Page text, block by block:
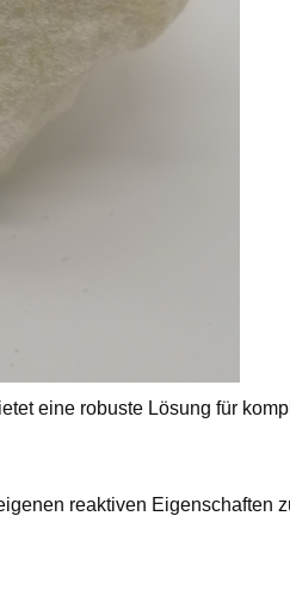
eine robuste Lösung für
reaktiven Eigenschaften